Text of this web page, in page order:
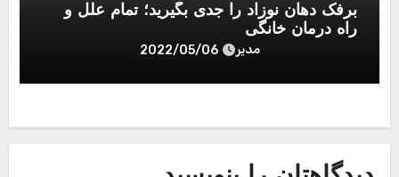
برفک دهان نوزاد را جدی بگیرید؛ تمام علل و
راه درمان خانگی
مدیر 2022/05/06